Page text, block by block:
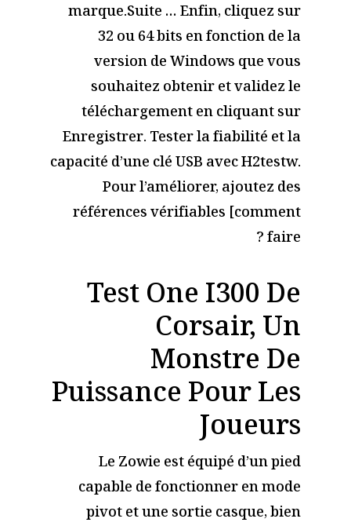
marque.Suite … Enfin, cliquez sur
32 ou 64 bits en fonction de la
version de Windows que vous
souhaitez obtenir et validez le
téléchargement en cliquant sur
Enregistrer. Tester la fiabilité et la
capacité d’une clé USB avec H2testw.
Pour l’améliorer, ajoutez des
références vérifiables [comment
faire ?
Test One I300 De
Corsair, Un
Monstre De
Puissance Pour Les
Joueurs
Le Zowie est équipé d’un pied
capable de fonctionner en mode
pivot et une sortie casque, bien